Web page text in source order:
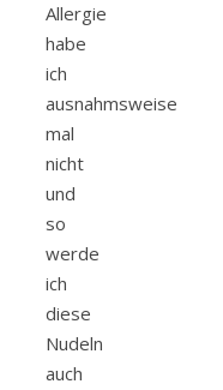
Allergie
habe
ich
ausnahmsweise
mal
nicht
und
so
werde
ich
diese
Nudeln
auch